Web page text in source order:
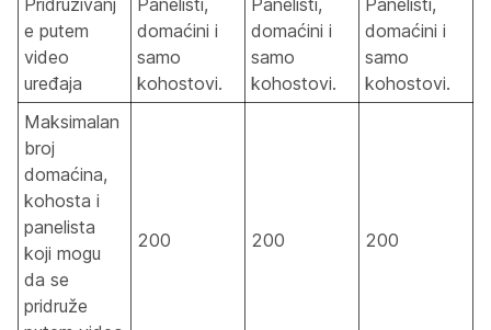
Pridruživanj
e putem
video
uređaja
Panelisti,
domaćini i
samo
kohostovi.
Panelisti,
domaćini i
samo
kohostovi.
Panelisti,
domaćini i
samo
kohostovi.
Maksimalan
broj
domaćina,
kohosta i
panelista
koji mogu
da se
pridruže
200 200 200